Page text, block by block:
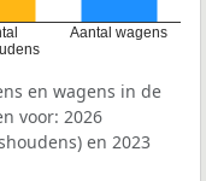
Aantal wagens
en wagens in de
voor: 2026
en 2023